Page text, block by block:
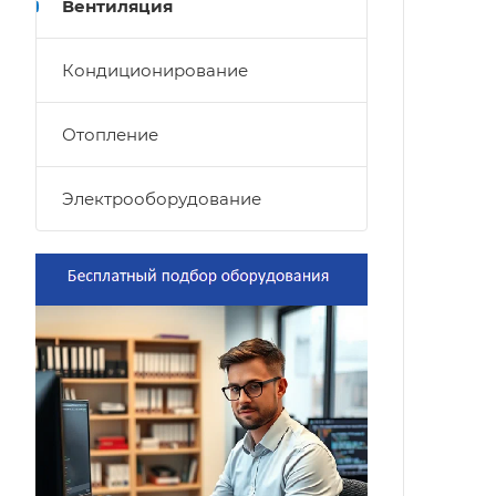
Вентиляция
Кондиционирование
Отопление
Электрооборудование